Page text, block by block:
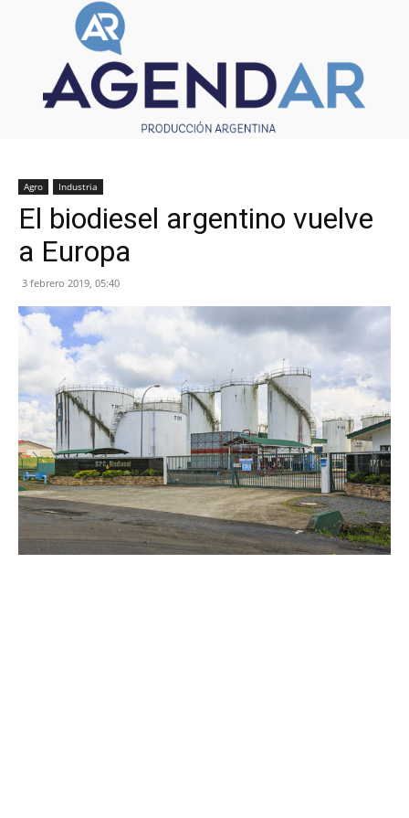
Agro Industria
El biodiesel argentino vuelve
a Europa
3 febrero 2019, 05:40